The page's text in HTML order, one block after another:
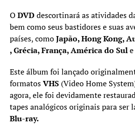
O DVDdescortinará as atividades
bem como seus bastidores e suas
países, comoJapão, Hong Kong,
, Grécia, França, América do Sule
Este álbum foi lançado
formatosVHS (Video Home
agora, ele foi devidamente
tapes analógicos originais para ser
Blu-ray.